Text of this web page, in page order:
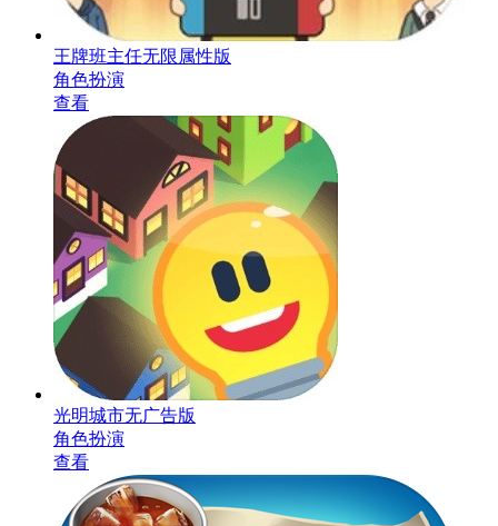
王牌班主任无限属性版
角色扮演
查看
光明城市无广告版
角色扮演
查看